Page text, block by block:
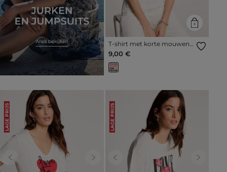
T-shirt met korte mouwen
helder wit vrouw
9,00 €
LAGE PRIJS
Previous Next
LAGE PRIJS
Previous Next